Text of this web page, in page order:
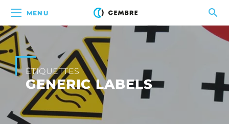
MENU
ÉTIQUETTES
GENERIC LABELS